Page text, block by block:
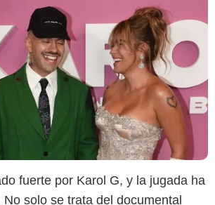
fuerte por Karol G, y la jugada ha
solo se trata del documental